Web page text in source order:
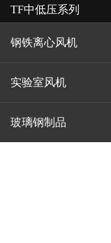
TF中低压系列
钢铁离心风机
实验室风机
玻璃钢制品